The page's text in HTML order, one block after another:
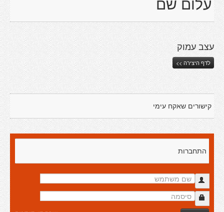
עלום שם
עצב עמוק
לדף היצירה >>
קישורים שאקח עימי
התחברות